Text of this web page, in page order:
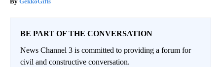
BE PART OF THE CONVERSATION
News Channel 3 is committed to providing a forum for
civil and constructive conversation.